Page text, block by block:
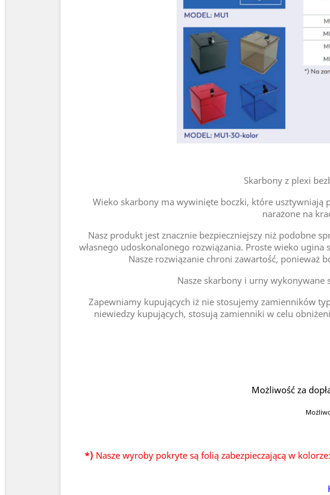
Skarbony z plexi
Wieko skarbony ma wywinięte boczki, które usztywniają
narażone na
Nasz produkt jest znacznie bezpieczniejszy niż podobne
własnego udoskonalonego rozwiązania. Proste wieko
Nasze rozwiązanie chroni zawartość, ponieważ
Nasze skarbony i urny wykonywane
Zapewniamy kupujących iż nie stosujemy zamienników
niewiedzy kupujących, stosują zamienniki w celu
Możliwość za
*) Nasze wyroby pokryte są folią zabezpieczającą w